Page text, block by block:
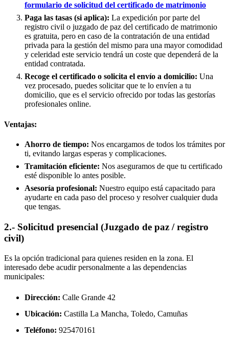
formulario de solicitud del certificado de matrimonio
Paga las tasas (si aplica): La expedición por parte del
registro civil o juzgado de paz del certificado de matrimonio
es gratuita, pero en caso de la contratación de una entidad
privada para la gestión del mismo para una mayor comodidad
y celeridad este servicio tendrá un coste que dependerá de la
entidad contratada.
Recoge el certificado o solicita el envío a domicilio: Una
vez procesado, puedes solicitar que te lo envíen a tu
domicilio, que es el servicio ofrecido por todas las gestorías
profesionales online.
Ventajas:
Ahorro de tiempo: Nos encargamos de todos los trámites por
ti, evitando largas esperas y complicaciones.
Tramitación eficiente: Nos aseguramos de que tu certificado
esté disponible lo antes posible.
Asesoría profesional: Nuestro equipo está capacitado para
ayudarte en cada paso del proceso y resolver cualquier duda
que tengas.
2.- Solicitud presencial (Juzgado de paz / registro
civil)
Es la opción tradicional para quienes residen en la zona. El
interesado debe acudir personalmente a las dependencias
municipales:
Dirección: Calle Grande 42
Ubicación: Castilla La Mancha, Toledo, Camuñas
Teléfono: 925470161